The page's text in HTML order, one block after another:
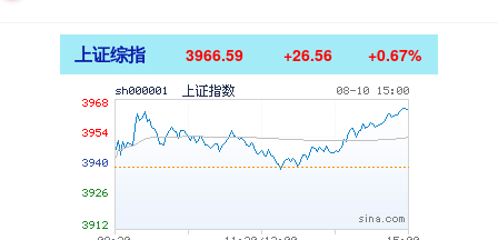
上证综指 3966.59 +26.56 +0.67%